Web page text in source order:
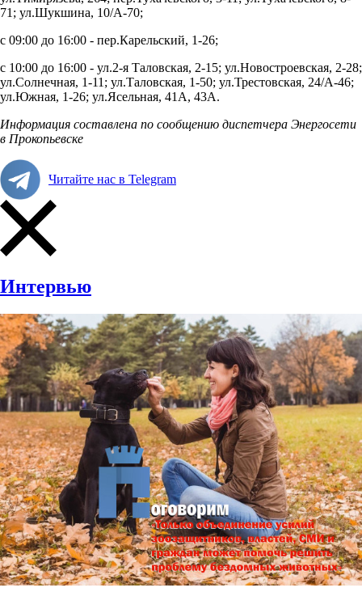
71; ул.Шукшина, 10/А-70;
с 09:00 до 16:00 - пер.Карельский, 1-26;
с 10:00 до 16:00 - ул.2-я Таловская, 2-15; ул.Новостроевская, 2-28;
ул.Солнечная, 1-11; ул.Таловская, 1-50; ул.Трестовская, 24/А-46;
ул.Южная, 1-26; ул.Ясельная, 41А, 43А.
Информация составлена по сообщению диспетчера Энергосети
в Прокопьевске
Читайте нас в Telegram
Интервью